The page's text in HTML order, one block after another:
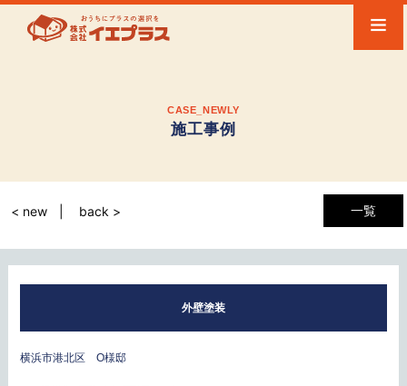
CASE_NEWLY
施工事例
一覧
< new back >
外壁塗装
横浜市港北区 O様邸